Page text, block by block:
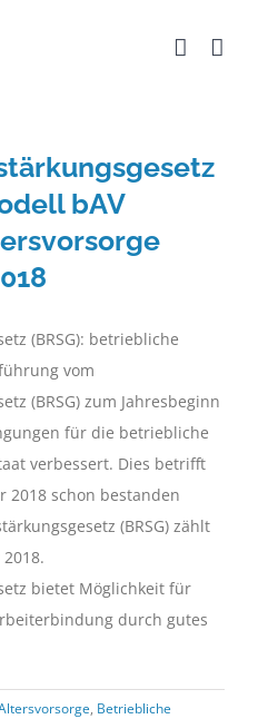
bAV
(BRSG): betriebliche
vom
(BRSG) zum Jahresbeginn
für die betriebliche
verbessert. Dies betrifft
2018 schon bestanden
(BRSG) zählt
bietet Möglichkeit für
durch gutes
, Betriebliche